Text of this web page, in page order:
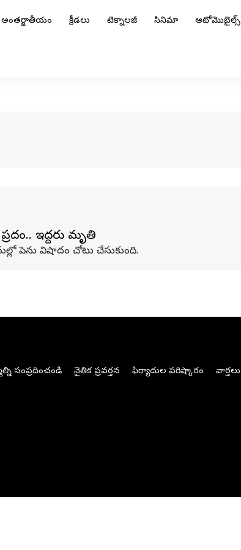
అంతర్జాతీయం క్రీడలు టెక్నాలజీ సినిమా ఆటోమొబైల్స్
ఇద్దరు మృతి
పెను విషాదం చోటు చేసుకుంది.
సంప్రదించండి నైతిక ప్రవర్తన ఫిర్యాదుల పరిష్కారం వార్తలు